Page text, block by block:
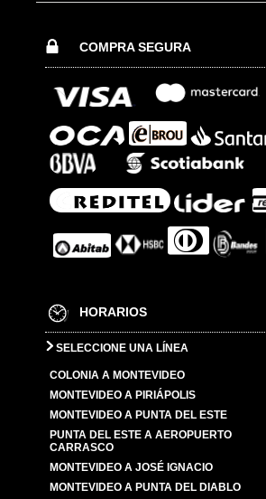
COMPRA SEGURA
HORARIOS
SELECCIONE UNA LÍNEA
COLONIA A MONTEVIDEO
MONTEVIDEO A PIRIÁPOLIS
MONTEVIDEO A PUNTA DEL ESTE
PUNTA DEL ESTE A AEROPUERTO
CARRASCO
MONTEVIDEO A JOSÉ IGNACIO
MONTEVIDEO A PUNTA DEL DIABLO